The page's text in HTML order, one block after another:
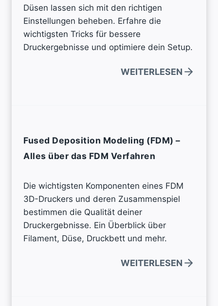
Düsen lassen sich mit den richtigen
Einstellungen beheben. Erfahre die
wichtigsten Tricks für bessere
Druckergebnisse und optimiere dein Setup.
WEITERLESEN
Fused Deposition Modeling (FDM) –
Alles über das FDM Verfahren
Die wichtigsten Komponenten eines FDM
3D-Druckers und deren Zusammenspiel
bestimmen die Qualität deiner
Druckergebnisse. Ein Überblick über
Filament, Düse, Druckbett und mehr.
WEITERLESEN